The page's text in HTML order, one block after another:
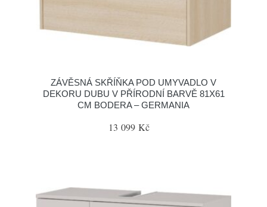
ZÁVĚSNÁ SKŘÍŇKA POD UMYVADLO V
DEKORU DUBU V PŘÍRODNÍ BARVĚ 81X61
CM BODERA – GERMANIA
13 099 Kč